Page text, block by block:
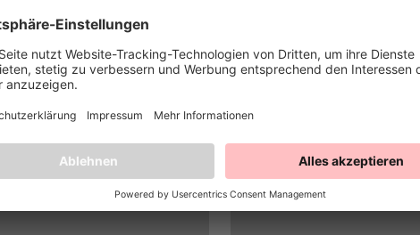
austoben wollen - sei es zum Sommer,
Auswahl unserer Happy Sprinkles
der Küche Vollgas geben könnt!